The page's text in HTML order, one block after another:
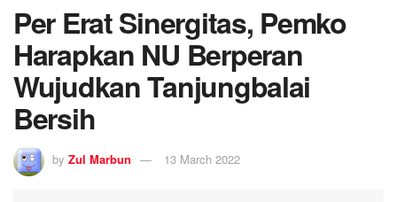
Per Erat Sinergitas, Pemko
Harapkan NU Berperan
Wujudkan Tanjungbalai
Bersih
by Zul Marbun 13 March 2022